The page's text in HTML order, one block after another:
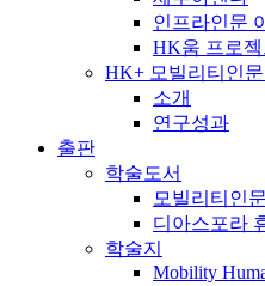
인프라인문
HK움 프로젝
HK+ 모빌리티인
소개
연구성과
출판
학술도서
모빌리티인
디아스포라
학술지
Mobility